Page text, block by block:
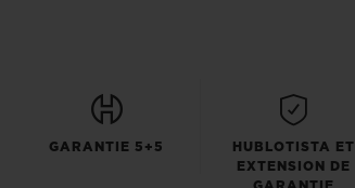
GARANTIE 5+5
HUBLOTISTA ET
EXTENSION DE
GARANTIE